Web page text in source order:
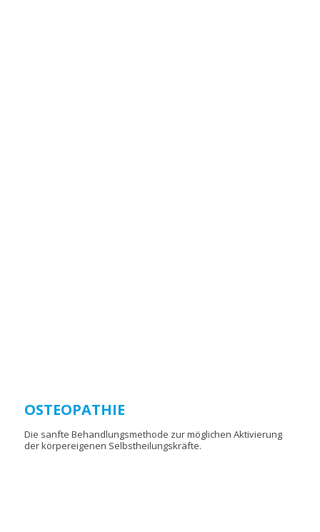
OSTEOPATHIE
Die sanfte Behandlungsmethode zur möglichen Aktivierung
der körpereigenen Selbstheilungskräfte.